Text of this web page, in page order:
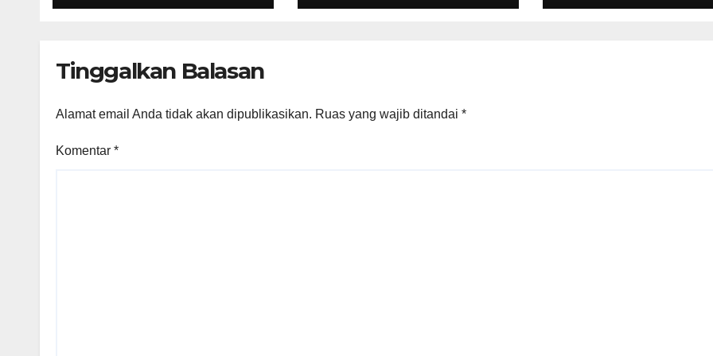
Muda yang
dan Tata Ruang
Acara Agustus 2026
Pelabuhan
Tinggalkan Balasan
Alamat email Anda tidak akan dipublikasikan. Ruas yang wajib ditandai *
Komentar *